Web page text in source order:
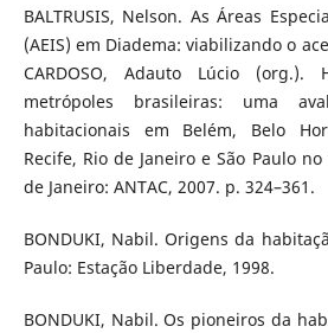
BALTRUSIS, Nelson. As Áreas
(AEIS) em Diadema: viabilizando o
CARDOSO, Adauto Lúcio (org.).
metrópoles brasileiras: uma
habitacionais em Belém, Belo
Recife, Rio de Janeiro e São Paulo
de Janeiro: ANTAC, 2007. p. 324–361.
BONDUKI, Nabil. Origens da
Paulo: Estação Liberdade, 1998.
BONDUKI, Nabil. Os pioneiros da